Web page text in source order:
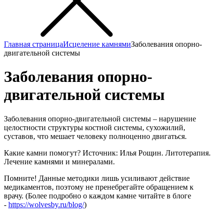
Главная страницаИсцеление камнямиЗаболевания опорно-
двигательной системы
Заболевания опорно-
двигательной системы
Заболевания опорно-двигательной системы – нарушение
целостности структуры костной системы, сухожилий,
суставов, что мешает человеку полноценно двигаться.
Какие камни помогут? Источник: Илья Рощин. Литотерапия.
Лечение камнями и минералами.
Помните! Данные методики лишь усиливают действие
медикаментов, поэтому не пренебрегайте обращением к
врачу. (Более подробно о каждом камне читайте в блоге
- https://wolvesby.ru/blog/)